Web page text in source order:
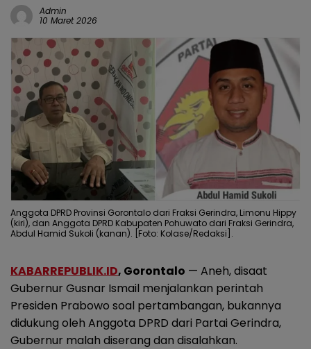
Admin
10 Maret 2026
Anggota DPRD Provinsi Gorontalo dari Fraksi Gerindra, Limonu Hippy
(kiri), dan Anggota DPRD Kabupaten Pohuwato dari Fraksi Gerindra,
Abdul Hamid Sukoli (kanan). [Foto: Kolase/Redaksi].
KABARREPUBLIK.ID, Gorontalo — Aneh, disaat
Gubernur Gusnar Ismail menjalankan perintah
Presiden Prabowo soal pertambangan, bukannya
didukung oleh Anggota DPRD dari Partai Gerindra,
Gubernur malah diserang dan disalahkan.